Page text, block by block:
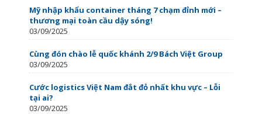
Mỹ nhập khẩu container tháng 7 chạm đỉnh mới –
thương mại toàn cầu dậy sóng!
03/09/2025
Cùng đón chào lễ quốc khánh 2/9 Bách Việt Group
03/09/2025
Cước logistics Việt Nam đắt đỏ nhất khu vực – Lỗi
tại ai?
03/09/2025